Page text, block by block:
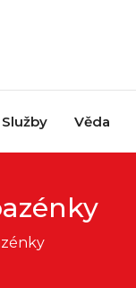
Služby Věda